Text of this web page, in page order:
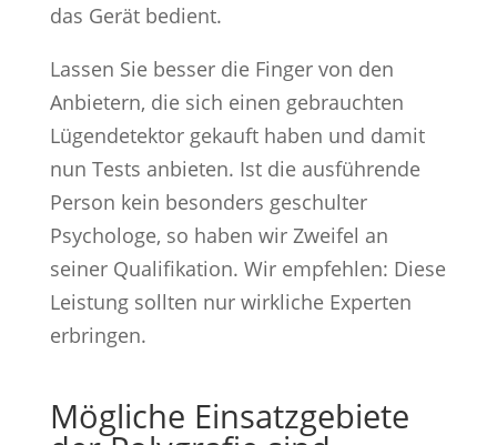
das Gerät bedient.
Lassen Sie besser die Finger von den
Anbietern, die sich einen gebrauchten
Lügendetektor gekauft haben und damit
nun Tests anbieten. Ist die ausführende
Person kein besonders geschulter
Psychologe, so haben wir Zweifel an
seiner Qualifikation. Wir empfehlen: Diese
Leistung sollten nur wirkliche Experten
erbringen.
Mögliche Einsatzgebiete